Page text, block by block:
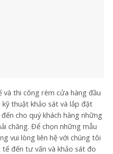
và thi công rèm cửa hàng đầu
thuật khảo sát và lắp đặt
cho quý khách hàng những
chăng. Để chọn những mẫu
vui lòng liên hệ với chúng tôi
đến tư vấn và khảo sát đo